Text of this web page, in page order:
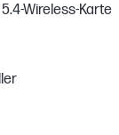
Wireless-Karte